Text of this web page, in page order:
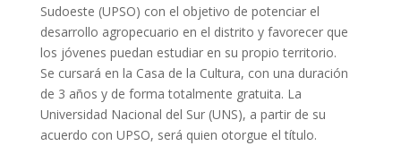
Sudoeste (UPSO) con el objetivo de potenciar el
desarrollo agropecuario en el distrito y favorecer que
los jóvenes puedan estudiar en su propio territorio.
Se cursará en la Casa de la Cultura, con una duración
de 3 años y de forma totalmente gratuita. La
Universidad Nacional del Sur (UNS), a partir de su
acuerdo con UPSO, será quien otorgue el título.